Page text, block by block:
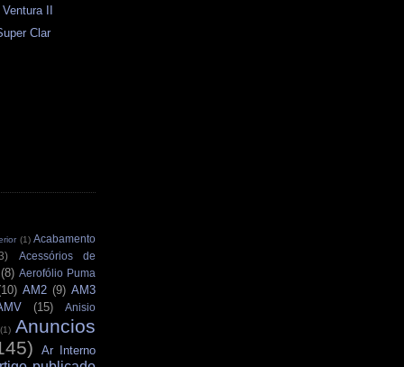
II
Clar
(1) Acabamento
Acessórios de
(8) Aerofólio Puma
AM2 (9) AM3
(15)
Anisio
(1) Anuncios
Ar Interno